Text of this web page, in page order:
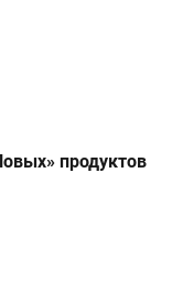
продуктов